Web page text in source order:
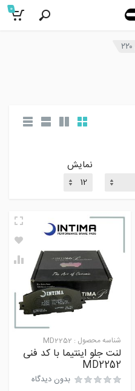
0
نمایش
شناسه محصول : MD2252
لنت جلو اینتیما با کد فنی
MD2252
بدون دیدگاه